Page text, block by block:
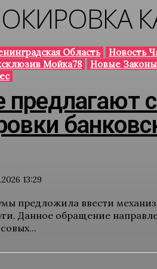
Область Новость
Мойка78 Новые Законы
предлагают
13:29
предложила ввести
Данное обращение